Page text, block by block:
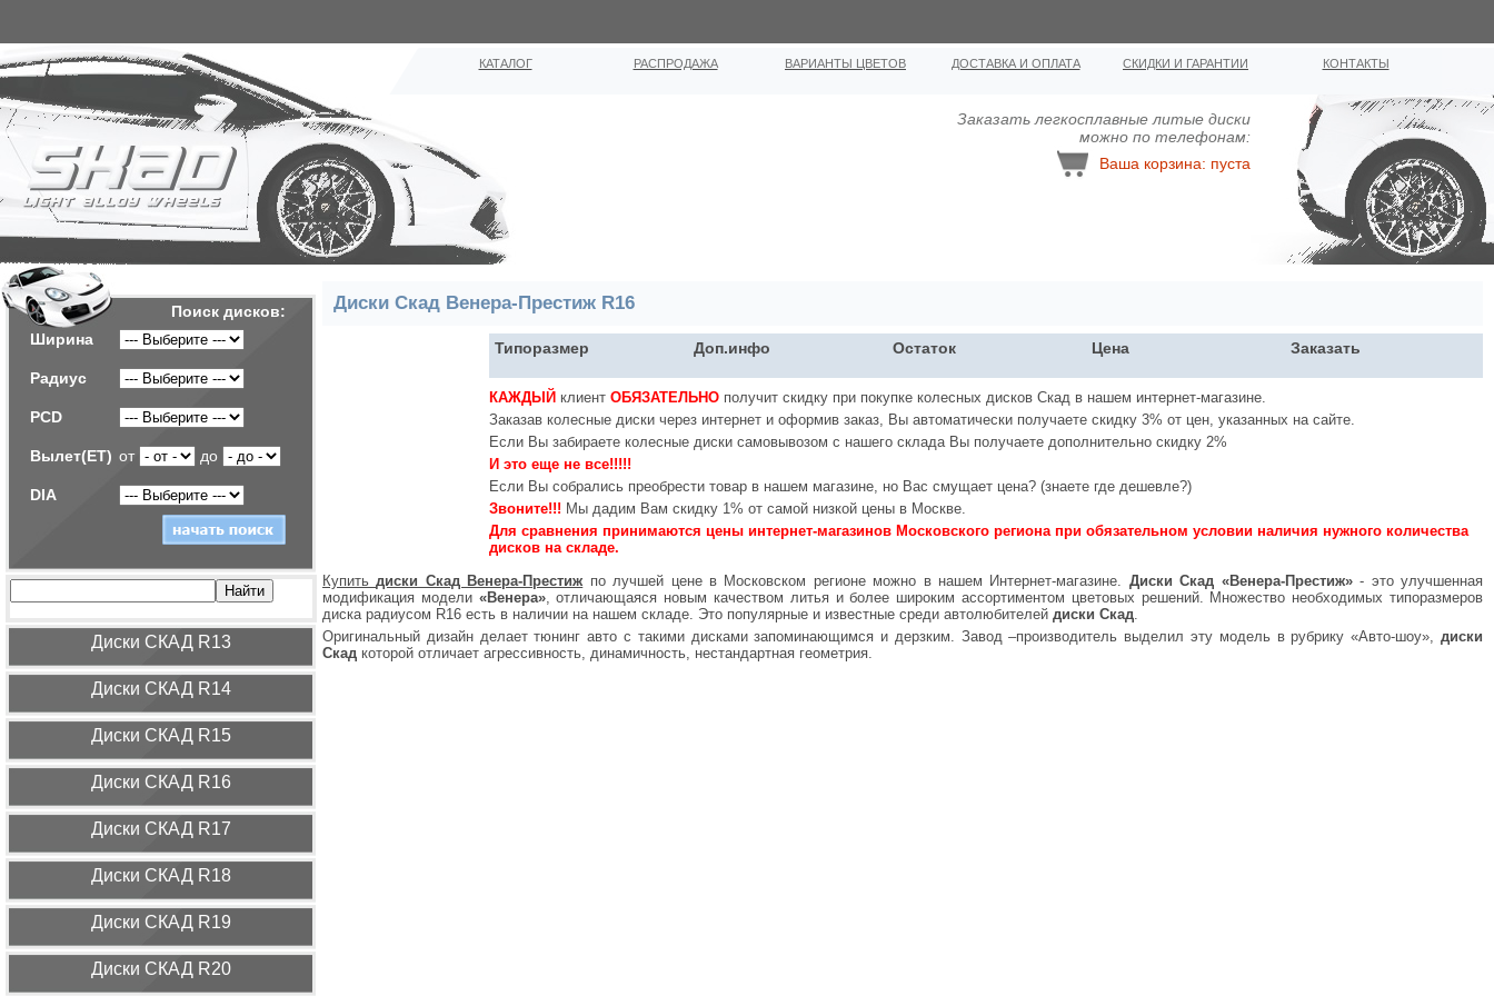
КАТАЛОГ РАСПРОДАЖА ВАРИАНТЫ ЦВЕТОВ ДОСТАВКА И ОПЛАТА СКИДКИ И ГАРАНТИИ КОНТАКТЫ
Заказать легкосплавные литыe диcки
можно по телефонам:
Ваша корзина: пуста
Поиск дисков:
Ширина
Радиус
PCD
Вылет(ET) от до
DIA
Диcки СКАД R13
Диcки СКАД R14
Диcки СКАД R15
Диcки СКАД R16
Диcки СКАД R17
Диcки СКАД R18
Диcки СКАД R19
Диcки СКАД R20
Диски Скад Венера-Престиж R16
Типоразмер Доп.инфо Остаток Цена Заказать
КАЖДЫЙ клиент ОБЯЗАТЕЛЬНО получит скидку при покупке колесных дисков Скад в нашем интернет-магазине.
Заказав колесные диски через интернет и оформив заказ, Вы автоматически получаете скидку 3% от цен, указанных на сайте.
Если Вы забираете колесные диски самовывозом с нашего склада Вы получаете дополнительно скидку 2%
И это еще не все!!!!!
Если Вы собрались преобрести товар в нашем магазине, но Вас смущает цена? (знаете где дешевле?)
Звоните!!! Мы дадим Вам скидку 1% от самой низкой цены в Москве.
Для сравнения принимаются цены интернет-магазинов Московского региона при обязательном условии наличия нужного количества
дисков на складе.
Купитьдиски Скад Венера-Престиж по лучшей цене в Московском регионе можно в нашем Интернет-магазине. Диски Скад «Венера-Престиж»- это улучшенная
модификация модели «Венера», отличающаяся новым качеством литья и более широким ассортиментом цветовых решений. Множество необходимых типоразмеров
диска радиусом R16 есть в наличии на нашем складе. Это популярные и известные среди автолюбителей диски Скад.
Оригинальный дизайн делает тюнинг авто с такими дисками запоминающимся и дерзким. Завод –производитель выделил эту модель в рубрику «Авто-шоу», диски
Скад которой отличает агрессивность, динамичность, нестандартная геометрия.